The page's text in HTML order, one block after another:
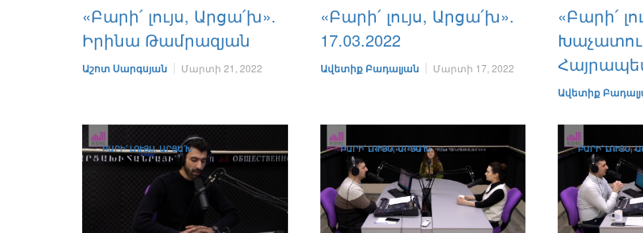
«Բարի՛ լույս, Արցա՛խ».
Իրինա Թամրազյան
Աշոտ Սարգսյան Մարտի 21, 2022
«Բարի՛ լույս, Արցա՛խ».
17.03.2022
Ավետիք Բադալյան Մարտի 17, 2022
«Բարի՛
Ավետիք
ԲԱՐԻ՛ ԼՈՒՅՍ, ԱՐՑԱ՛Խ ԲԱՐԻ՛ ԼՈՒՅՍ, ԱՐՑԱ՛Խ ԲԱՐԻ՛ ԼՈՒՅՍ,